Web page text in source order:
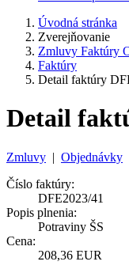
Úvodná stránka
Zverejňovanie
Zmluvy Faktúry
Faktúry
Detail faktúry
Detail
Zmluvy | Objednávky
Číslo faktúry:
DFE2023/41
Popis plnenia:
Potraviny ŠS
Cena:
208,36 EUR